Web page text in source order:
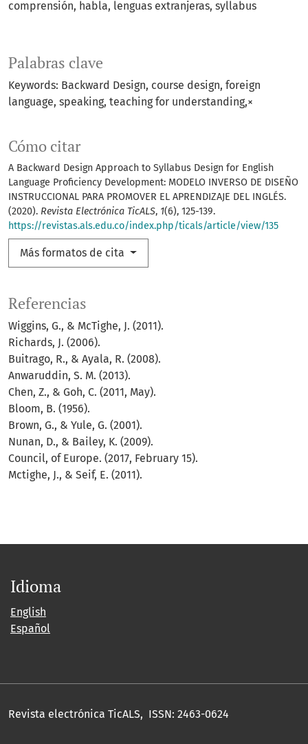
Palabras clave
Keywords: Backward Design, course design, foreign
language, speaking, teaching for understanding,×
Cómo citar
A Backward Design Approach to Syllabus Design for English
Language Proficiency Development: MODELO INVERSO DE DISEÑO
INSTRUCCIONAL PARA PROMOVER EL APRENDIZAJE DEL INGLÉS.
(2020). Revista Electrónica TicALS, 1(6), 125-139.
https://revistas.als.edu.co/index.php/ticals/article/view/135
Más formatos de cita
comprensión, habla, lenguas extranjeras, syllabus
Referencias
Wiggins, G., & McTighe, J. (2011).
Richards, J. (2006).
Buitrago, R., & Ayala, R. (2008).
Anwaruddin, S. M. (2013).
Chen, Z., & Goh, C. (2011, May).
Bloom, B. (1956).
Brown, G., & Yule, G. (2001).
Nunan, D., & Bailey, K. (2009).
Council, of Europe. (2017, February 15).
Mctighe, J., & Seif, E. (2011).
Idioma
English
Español
Revista electrónica TicALS, ISSN: 2463-0624